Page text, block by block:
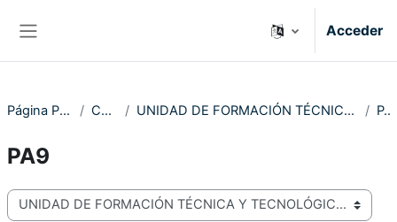
Acceder
Página Principal Cursos UNIDAD DE FORMACIÓN TÉCNICA Y TECNOLÓGICA PA9
PA9
Categorías